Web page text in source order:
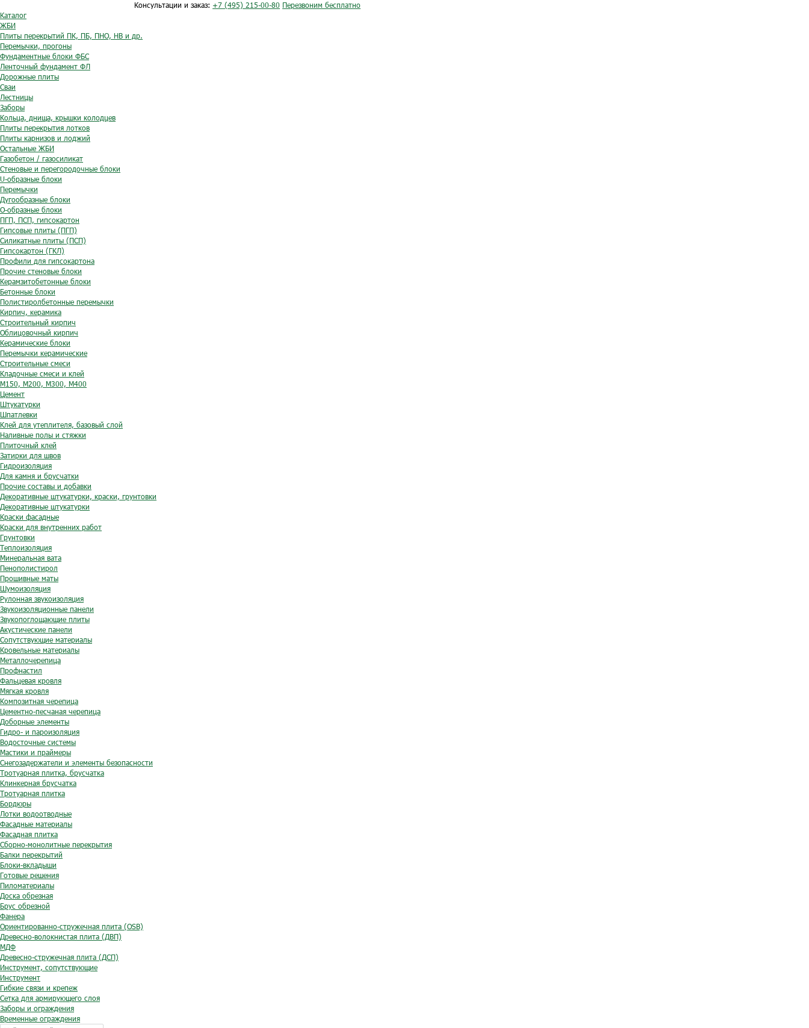
Консультации и заказ: +7 (495) 215-00-80 Перезвоним бесплатно
Каталог
ЖБИ
Плиты перекрытий ПК, ПБ, ПНО, НВ и др.
Перемычки, прогоны
Фундаментные блоки ФБС
Ленточный фундамент ФЛ
Дорожные плиты
Сваи
Лестницы
Заборы
Кольца, днища, крышки колодцев
Плиты перекрытия лотков
Плиты карнизов и лоджий
Остальные ЖБИ
Газобетон / газосиликат
Стеновые и перегородочные блоки
U-образные блоки
Перемычки
Дугообразные блоки
O-образные блоки
ПГП, ПСП, гипсокартон
Гипсовые плиты (ПГП)
Силикатные плиты (ПСП)
Гипсокартон (ГКЛ)
Профили для гипсокартона
Прочие стеновые блоки
Керамзитобетонные блоки
Бетонные блоки
Полистиролбетонные перемычки
Кирпич, керамика
Строительный кирпич
Облицовочный кирпич
Керамические блоки
Перемычки керамические
Строительные смеси
Кладочные смеси и клей
М150, М200, М300, М400
Цемент
Штукатурки
Шпатлевки
Клей для утеплителя, базовый слой
Наливные полы и стяжки
Плиточный клей
Затирки для швов
Гидроизоляция
Для камня и брусчатки
Прочие составы и добавки
Декоративные штукатурки, краски, грунтовки
Декоративные штукатурки
Краски фасадные
Краски для внутренних работ
Грунтовки
Теплоизоляция
Минеральная вата
Пенополистирол
Прошивные маты
Шумоизоляция
Рулонная звукоизоляция
Звукоизоляционные панели
Звукопоглощающие плиты
Акустические панели
Сопутствующие материалы
Кровельные материалы
Металлочерепица
Профнастил
Фальцевая кровля
Мягкая кровля
Композитная черепица
Цементно-песчаная черепица
Доборные элементы
Гидро- и пароизоляция
Водосточные системы
Мастики и праймеры
Снегозадержатели и элементы безопасности
Тротуарная плитка, брусчатка
Клинкерная брусчатка
Тротуарная плитка
Бордюры
Лотки водоотводные
Фасадные материалы
Фасадная плитка
Сборно-монолитные перекрытия
Балки перекрытий
Блоки-вкладыши
Готовые решения
Пиломатериалы
Доска обрезная
Брус обрезной
Фанера
Ориентированно-стружечная плита (OSB)
Древесно-волокнистая плита (ДВП)
МДФ
Древесно-стружечная плита (ДСП)
Инструмент, сопутствующие
Инструмент
Гибкие связи и крепеж
Сетка для армирующего слоя
Заборы и ограждения
Временные ограждения